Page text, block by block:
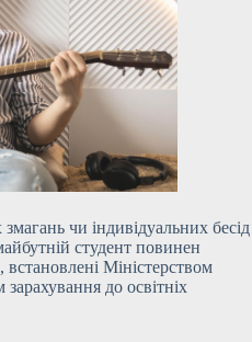
чи індивідуальних бесід
студент повинен
встановлені Міністерством
до освітніх